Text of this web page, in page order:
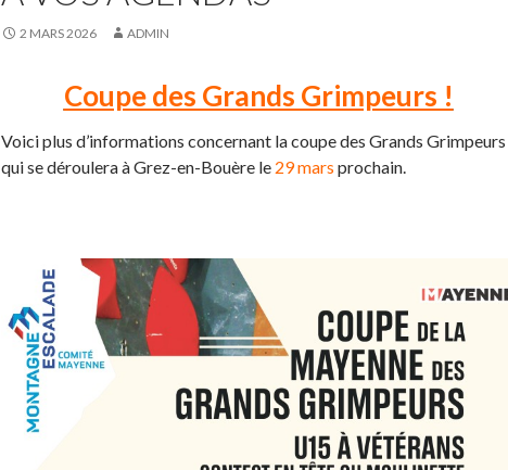
2 MARS 2026 ADMIN
Coupe des Grands Grimpeurs !
Voici plus d’informations concernant la coupe des Grands Grimpeurs
qui se déroulera à Grez-en-Bouère le 29 mars prochain.